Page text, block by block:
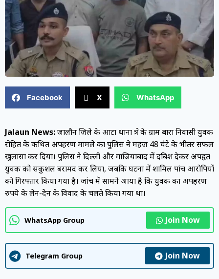
Facebook X WhatsApp
Jalaun News:जालौन जिले के आटा थाना क्षेत्र के ग्राम बारा निवासी युवक
रोहित के कथित अपहरण मामले का पुलिस ने महज 48 घंटे के भीतर सफल
खुलासा कर दिया। पुलिस ने दिल्ली और गाजियाबाद में दबिश देकर अपहृत
युवक को सकुशल बरामद कर लिया, जबकि घटना में शामिल पांच आरोपियों
को गिरफ्तार किया गया है। जांच में सामने आया है कि युवक का अपहरण
रुपये के लेन-देन के विवाद के चलते किया गया था।
WhatsApp Group Join Now
Telegram Group Join Now